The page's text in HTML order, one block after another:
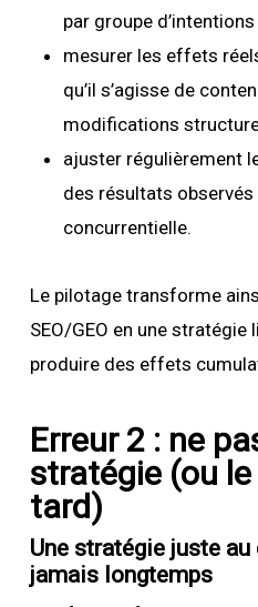
par groupe
mesurer les effets
qu’il s’agisse de
modifications
ajuster régulièrement
des résultats observés
concurrentielle.
Le pilotage transforme
SEO/GEO en une stratégie
produire des effets
Erreur 2 : ne
stratégie (ou
tard)
Une stratégie juste
jamais longtemps